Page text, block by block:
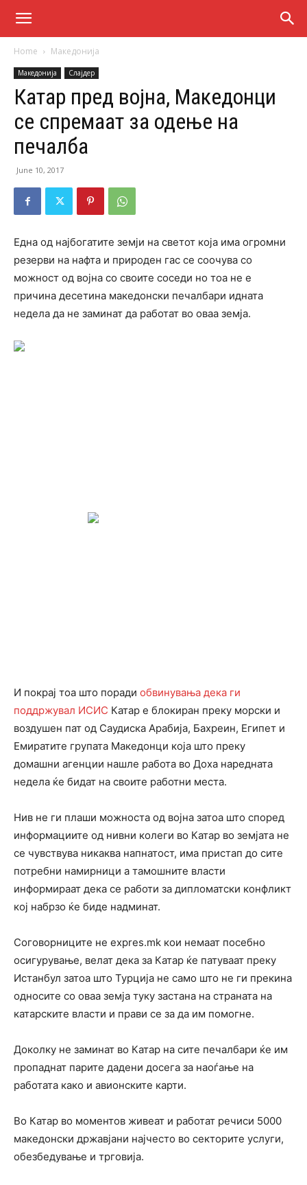
Home Македонија
Македонија Слајдер
Катар пред војна, Македонци
се спремаат за одење на
печалба
June 10, 2017
Една од најбогатите земји на светот која има огромни
резерви на нафта и природен гас се соочува со
можност од војна со своите соседи но тоа не е
причина десетина македонски печалбари идната
недела да не заминат да работат во оваа земја.
И покрај тоа што поради обвинувања дека ги
поддржувал ИСИС Катар е блокиран преку морски и
воздушен пат од Саудиска Арабија, Бахреин, Египет и
Емиратите групата Македонци која што преку
домашни агенции нашле работа во Доха наредната
недела ќе бидат на своите работни места.
Нив не ги плаши можноста од војна затоа што според
информациите од нивни колеги во Катар во земјата не
се чувствува никаква напнатост, има пристап до сите
потребни намирници а тамошните власти
информираат дека се работи за дипломатски конфликт
кој набрзо ќе биде надминат.
Соговорниците не expres.mk кои немаат посебно
осигурување, велат дека за Катар ќе патуваат преку
Истанбул затоа што Турција не само што не ги прекина
односите со оваа земја туку застана на страната на
катарските власти и прави се за да им помогне.
Доколку не заминат во Катар на сите печалбари ќе им
пропаднат парите дадени досега за наоѓање на
работата како и авионските карти.
Во Катар во моментов живеат и работат речиси 5000
македонски државјани најчесто во секторите услуги,
обезбедување и трговија.